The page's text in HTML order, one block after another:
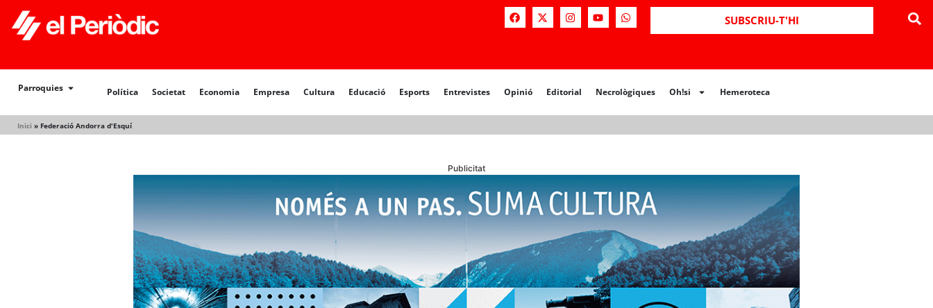
SUBSCRIU-T'HI
Parroquies Política Societat Economia Empresa Cultura Educació Esports Entrevistes Opinió Editorial Necrològiques Oh!si Hemeroteca
Inici » Federació Andorra d'Esquí
Política Societat Opinió Editorial Necrològiques Hemeroteca
Publicitat